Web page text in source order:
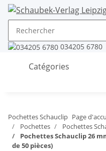
034205 6780
Catégories
Pochettes Schauclip Page
Pochettes
Pochettes
Pochettes Schauclip 26
de 50 pièces)